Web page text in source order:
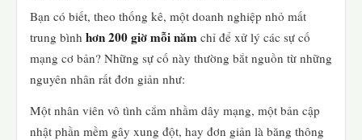
Bạn có biết, theo thống kê, một doanh nghiệp nhỏ mất
trung bình hơn 200 giờ mỗi năm chỉ để xử lý các sự cố
mạng cơ bản? Những sự cố này thường bắt nguồn từ những
nguyên nhân rất đơn giản như:
Một nhân viên vô tình cắm nhầm dây mạng, một bản cập
nhật phần mềm gây xung đột, hay đơn giản là băng thông